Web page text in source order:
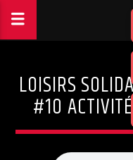
LOISIRS
#10